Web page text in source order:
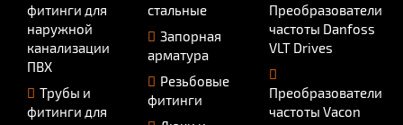
фитинги для
наружной
канализации
ПВХ
Трубы и
фитинги для
стальные
Запорная
арматура
Резьбовые
фитинги
Преобразователи
частоты Danfoss
VLT Drives
Преобразователи
частоты Vacon